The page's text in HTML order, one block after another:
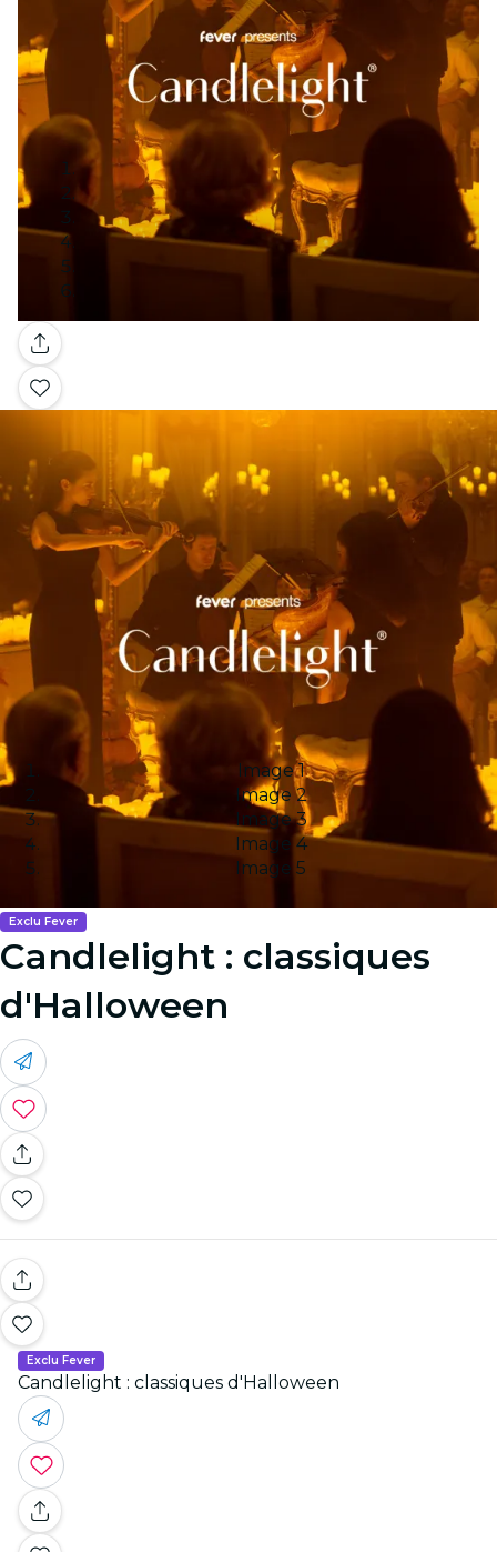
Galerie
Image 1
Image 2
Image 3
Image 4
Image 5
Exclu Fever
Candlelight : classiques
d'Halloween
Exclu Fever
Candlelight : classiques d'Halloween